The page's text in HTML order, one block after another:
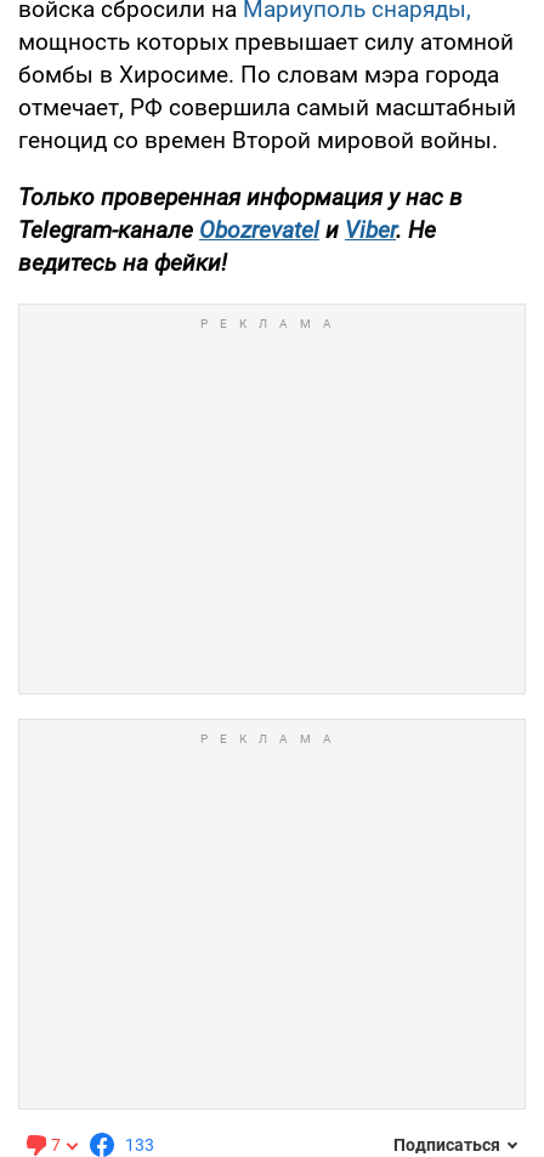
войска сбросили на Мариуполь снаряды,
мощность которых превышает силу атомной
бомбы в Хиросиме. По словам мэра города
отмечает, РФ совершила самый масштабный
геноцид со времен Второй мировой войны.
Только проверенная информация у нас в
Telegram-канале Obozrevatelи Viber. Не
ведитесь на фейки!
7 133 Подписаться